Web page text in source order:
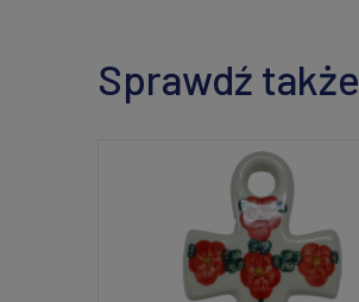
Sprawdź także